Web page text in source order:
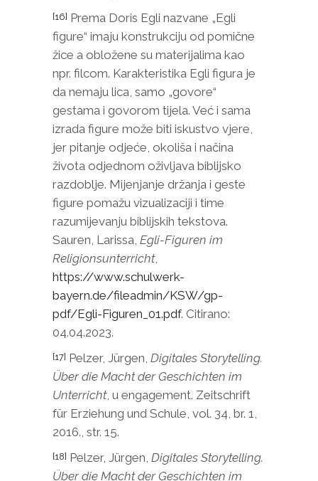
[16] Prema Doris Egli nazvane „Egli
figure“ imaju konstrukciju od pomične
žice a obložene su materijalima kao
npr. filcom. Karakteristika Egli figura je
da nemaju lica, samo „govore“
gestama i govorom tijela. Već i sama
izrada figure može biti iskustvo vjere,
jer pitanje odjeće, okoliša i načina
života odjednom oživljava biblijsko
razdoblje. Mijenjanje držanja i geste
figure pomažu vizualizaciji i time
razumijevanju biblijskih tekstova.
Sauren, Larissa, Egli-Figuren im
Religionsunterricht,
https://www.schulwerk-
bayern.de/fileadmin/KSW/gp-
pdf/Egli-Figuren_01.pdf. Citirano:
04.04.2023.
[17] Pelzer, Jürgen, Digitales Storytelling.
Über die Macht der Geschichten im
Unterricht, u engagement. Zeitschrift
für Erziehung und Schule, vol. 34, br. 1,
2016., str. 15.
[18] Pelzer, Jürgen, Digitales Storytelling.
Über die Macht der Geschichten im